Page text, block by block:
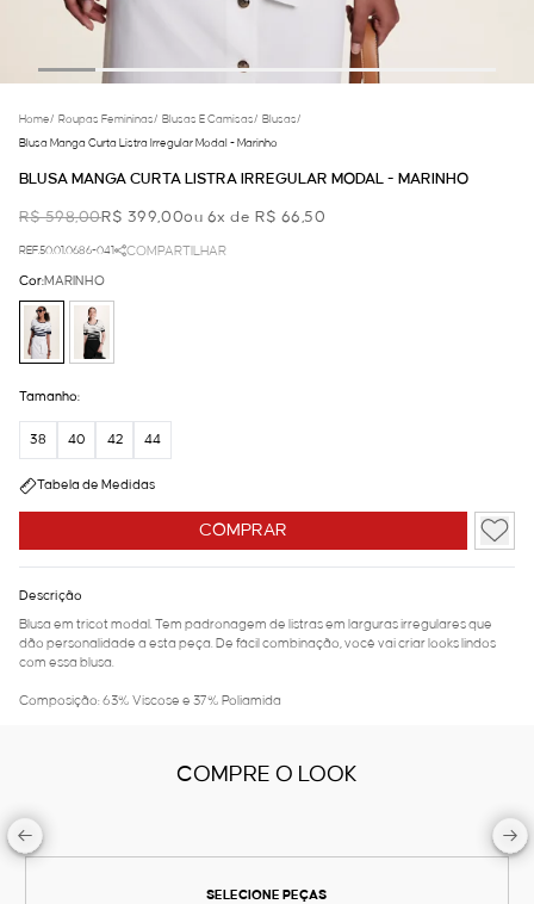
Home/ Roupas Femininas/ Blusas E Camisas/ Blusas/
Blusa Manga Curta Listra Irregular Modal - Marinho
BLUSA MANGA CURTA LISTRA IRREGULAR MODAL - MARINHO
R$ 598,00R$ 399,00ou 6x de R$ 66,50
REF.50.01.0686-041 COMPARTILHAR
COMPRAR
Cor:MARINHO
Tamanho:
38 40 42 44
Tabela de Medidas
Descrição
Blusa em tricot modal. Tem padronagem de listras em larguras irregulares que
dão personalidade a esta peça. De fácil combinação, você vai criar looks lindos
com essa blusa.
Composição: 63% Viscose e 37% Poliamida
COMPRE O LOOK
SELECIONE PEÇAS